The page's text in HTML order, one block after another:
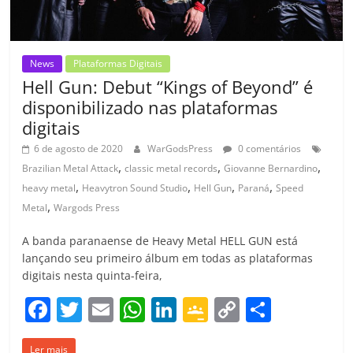
News Plataformas Digitais
Hell Gun: Debut “Kings of Beyond” é
disponibilizado nas plataformas
digitais
6 de agosto de 2020 WarGodsPress
0 comentários
Brazilian Metal Attack,classic metal records,Giovanne Bernardino,
heavy metal, Heavytron Sound Studio, Hell Gun, Paraná,Speed
Metal,Wargods Press
A banda paranaense de Heavy Metal HELL GUN está
lançando seu primeiro álbum em todas as plataformas
digitais nesta quinta-feira,
F
a
T E W Li G C
Ler mais